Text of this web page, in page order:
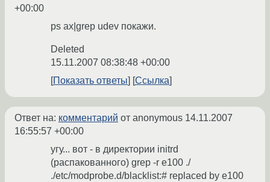
+00:00
ps ax|grep udev покажи.
Deleted
15.11.2007 08:38:48 +00:00
Показать ответы
Ссылка
Ответ на: комментарий от anonymous 14.11.2007
16:55:57 +00:00
угу... вот - в директории initrd
(распакованного) grep -r e100 ./
./etc/modprobe.d/blacklist:# replaced by e100